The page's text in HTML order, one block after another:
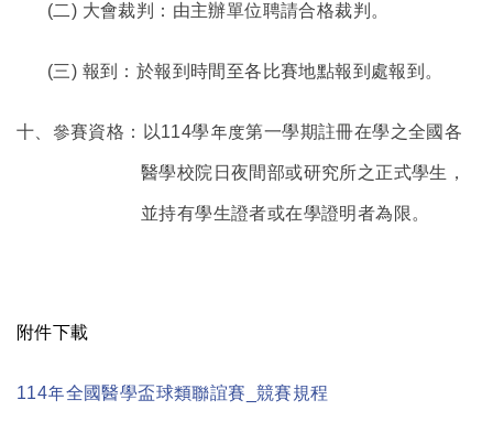
(二) 大會裁判：由主辦單位聘請合格裁判。
(三) 報到：於報到時間至各比賽地點報到處報到。
十、參賽資格：以114學年度第一學期註冊在學之全國各
醫學校院日夜間部或研究所之正式學生，
並持有學生證者或在學證明者為限。
附件下載
114年全國醫學盃球類聯誼賽_競賽規程